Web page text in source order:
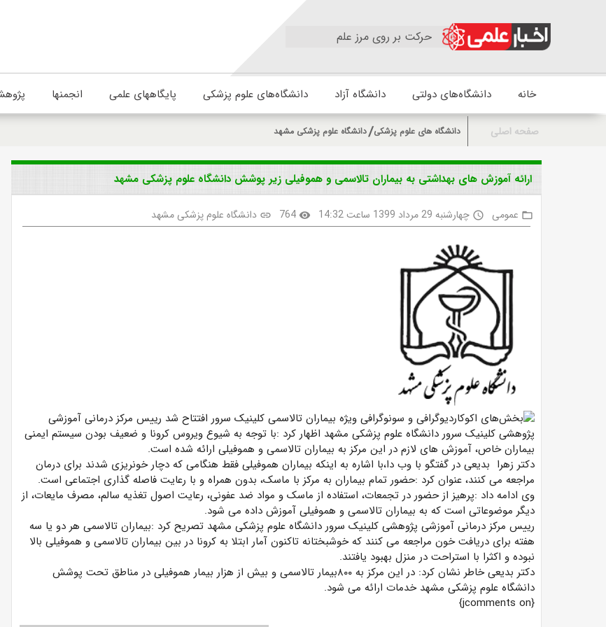
حرکت بر روی مرز علم
خانه دانشگاه‌های دولتی دانشگاه آزاد دانشگاه‌های علوم پزشکی پایگاههای علمی انجمنها
صفحه اصلی دانشگاه های علوم پزشکی دانشگاه علوم پزشکی مشهد
ارائه آموزش های بهداشتی به بیماران تالاسمی و هموفیلی زیر پوشش دانشگاه علوم پزشکی مشهد
folder_open عمومی access_time چهارشنبه 29 مرداد 1399 ساعت 14:32 visibility
764
link دانشگاه علوم پزشکی مشهد
رییس مرکز درمانی آموزشی
پژوهشی کلینیک سرور دانشگاه علوم پزشکی مشهد اظهار کرد :با توجه به شیوع ویروس کرونا و ضعیف بودن سیستم ایمنی
بیماران خاص، آموزش های لازم در این مرکز به بیماران تالاسمی و هموفیلی ارائه شده است.
دکتر زهرا بدیعی در گفتگو با وب دا،با اشاره به اینکه بیماران هموفیلی فقط هنگامی که دچار خونریزی شدند برای درمان
مراجعه می کنند، عنوان کرد :حضور تمام بیماران به مرکز با ماسک، بدون همراه و با رعایت فاصله گذاری اجتماعی است.
وی ادامه داد :پرهیز از حضور در تجمعات، استفاده از ماسک و مواد ضد عفونی، رعایت اصول تغذیه سالم، مصرف مایعات، از
دیگر موضوعاتی است که به بیماران تالاسمی و هموفیلی آموزش داده می شود.
رییس مرکز درمانی آموزشی پژوهشی کلینیک سرور دانشگاه علوم پزشکی مشهد تصریح کرد :بیماران تالاسمی هر دو یا سه
هفته برای دریافت خون مراجعه می کنند که خوشبختانه تاکنون آمار ابتلا به کرونا در بین بیماران تالاسمی و هموفیلی بالا
نبوده و اکثرا با استراحت در منزل بهبود یافتند.
دکتر بدیعی خاطر نشان کرد: در این مرکز به ۸۰۰بیمار تالاسمی و بیش از هزار بیمار هموفیلی در مناطق تحت پوشش
دانشگاه علوم پزشکی مشهد خدمات ارائه می شود.
{jcomments on}